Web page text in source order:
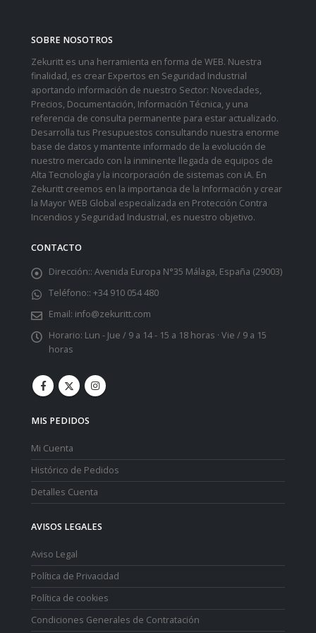
SOBRE NOSOTROS
Zekuritt es una herramienta en forma de WEB. Nuestra
finalidad, es crear Expertos en Seguridad Industrial
aportando información de nuestro Sector: Novedades,
Precios, Documentación, Información Técnica, y una
referencia de consulta permanente para estar actualizado.
Desarrolla tus Presupuestos consultando nuestra enorme
base de datos y mantente informado de la evolución de
nuestro mercado con la inminente llegada de equipos de
Alta Tecnología y la incorporación de sistemas con iA. En
Zekuritt creemos en la importancia de la Información y crear
la Mayor WEB Global especializada en Protección Contra
Incendios y Seguridad Industrial, es nuestro objetivo.
CONTACTO
Dirección:: Avenida Europa N°35 Málaga, España (29003)
Teléfono:: +34 910 054 480
Email: info@zekuritt.com
Horario: Lun - Jue / 9 a 14 - 15 a 18 horas · Vie / 9 a 15
horas
MIS PEDIDOS
Mi Cuenta
Histórico de Pedidos
Detalles Cuenta
AVISOS LEGALES
Aviso Legal
Política de Privacidad
Política de cookies
Condiciones Generales de Contratación